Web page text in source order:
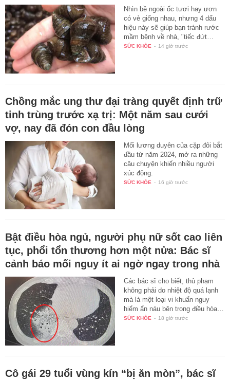
Nhìn bề ngoài ốc tươi hay ươn
có vẻ giống nhau, nhưng 4 dấu
hiệu này sẽ giúp bạn tránh rước
mầm bệnh về nhà, "tiếc đứt…
SỨC KHỎE - 14 giờ trước
Chồng mắc ung thư đại tràng quyết định trữ
tinh trùng trước xạ trị: Một năm sau cưới
vợ, nay đã đón con đầu lòng
Mối lương duyên của cặp đôi bắt
đầu từ năm 2024, mở ra những
câu chuyện khiến nhiều người
xúc động.
SỨC KHỎE - 16 giờ trước
Bật điều hòa ngủ, người phụ nữ sốt cao liên
tục, phổi tổn thương hơn một nửa: Bác sĩ
cảnh báo mối nguy ít ai ngờ ngay trong nhà
Các bác sĩ cho biết, thủ phạm
không phải do nhiệt độ quá lạnh
mà là một loại vi khuẩn nguy
hiểm ẩn náu bên trong điều hòa…
SỨC KHỎE - 18 giờ trước
Cô gái 29 tuổi vùng kín “bị ăn mòn”, bác sĩ